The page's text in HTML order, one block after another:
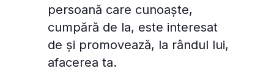
persoană care cunoaște,
cumpără de la, este interesat
de și promovează, la rândul lui,
afacerea ta.